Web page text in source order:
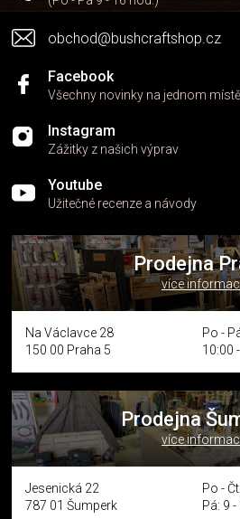
obchod@bushcraftshop.cz
Facebook
Všechny novinky na jednom místě
Instagram
Zážitky z našich výprav
Youtube
Užitečné recenze a návody
Prodejna
více
Na Václavce 28
150 00 Praha 5
Po -
10:00
Prodejna
více
Jesenická 22
787 01 Šumperk
Po -
Pá: 9 -